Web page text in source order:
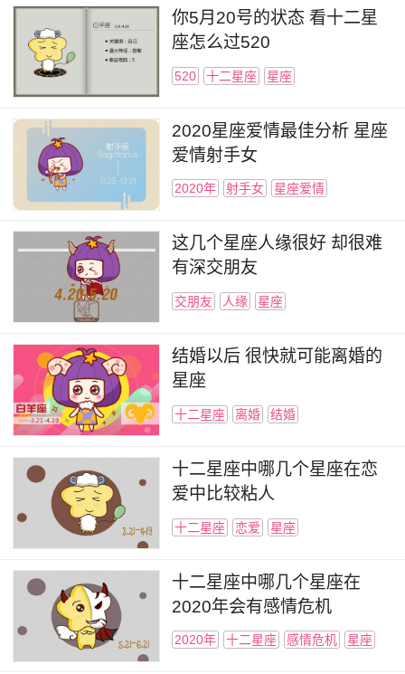
你5月20号的状态 看十二星
座怎么过520
520 十二星座 星座
2020星座爱情最佳分析 星座
爱情射手女
2020年 射手女 星座爱情
这几个星座人缘很好 却很难
有深交朋友
交朋友 人缘 星座
结婚以后 很快就可能离婚的
星座
十二星座 离婚 结婚
十二星座中哪几个星座在恋
爱中比较粘人
十二星座 恋爱 星座
十二星座中哪几个星座在
2020年会有感情危机
2020年 十二星座 感情危机 星座